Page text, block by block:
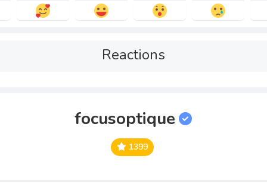
Reactions
focusoptique
1399